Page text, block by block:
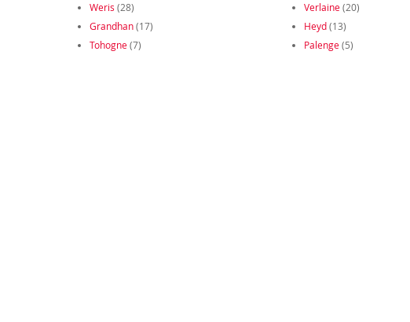
Weris (28) Verlaine(20)
Grandhan(17) Heyd(13)
Tohogne(7) Palenge(5)